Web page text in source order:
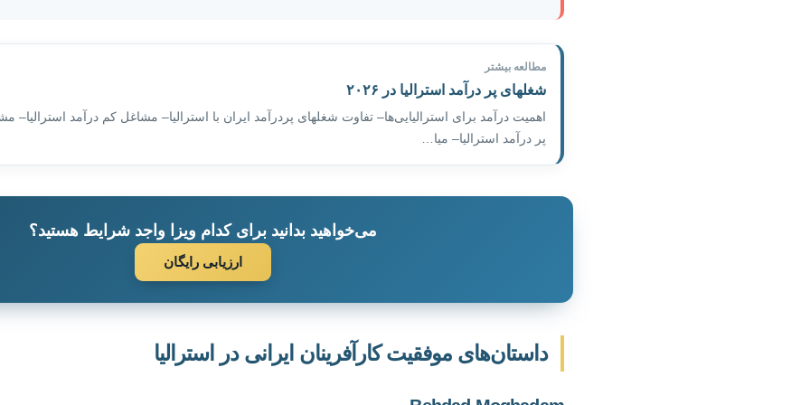
مطالعه بیشتر
شغلهای پر درآمد استرالیا در ۲۰۲۶
اهمیت درآمد برای استرالیایی‌ها– تفاوت شغلهای پردرآمد ایران با استرالیا– مشاغل کم درآمد استرالیا–
پر درآمد استرالیا– میا…
می‌خواهید بدانید برای کدام ویزا واجد شرایط هستید؟
ارزیابی رایگان
داستان‌های موفقیت کارآفرینان ایرانی در استرالیا